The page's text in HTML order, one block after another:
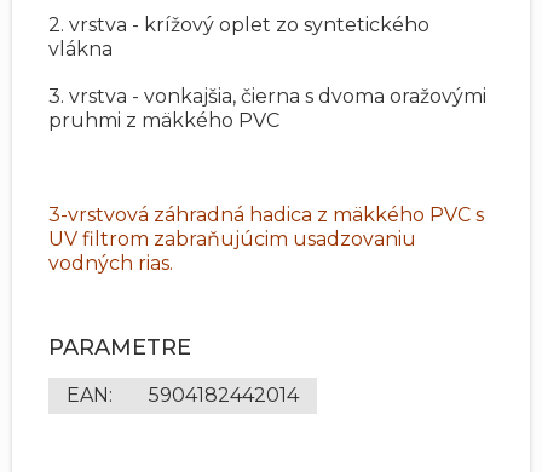
2. vrstva - krížový oplet zo syntetického
vlákna
3. vrstva - vonkajšia, čierna s dvoma oražovými
pruhmi z mäkkého PVC
3-vrstvová záhradná hadica z mäkkého PVC s
UV filtrom zabraňujúcim usadzovaniu
vodných rias.
PARAMETRE
EAN: 5904182442014